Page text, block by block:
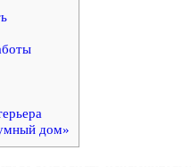
дом»